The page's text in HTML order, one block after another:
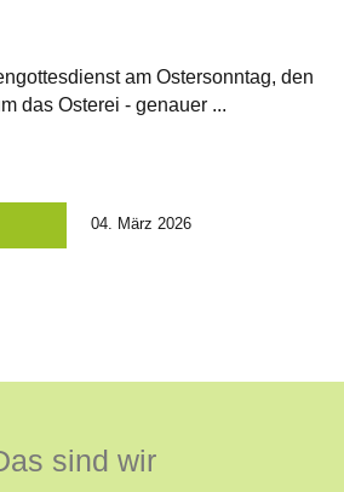
das Osterei - genauer ...
04. März 2026
sind wir